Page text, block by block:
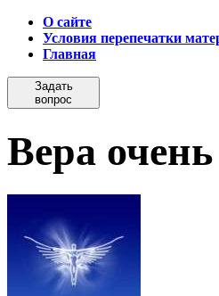
О сайте
Условия перепечатки
Главная
Задать
вопрос
Вера